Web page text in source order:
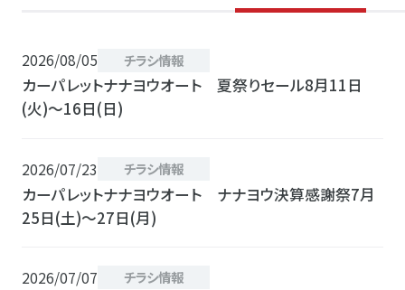
2026/08/05 チラシ情報
カーパレットナナヨウオート 夏祭りセール8月11日
(火)〜16日(日)
2026/07/23 チラシ情報
カーパレットナナヨウオート ナナヨウ決算感謝祭7月
25日(土)〜27日(月)
2026/07/07 チラシ情報